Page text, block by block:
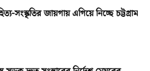
সংস্কৃতির জায়গায় এগিয়ে নিচ্ছে চট্টগ্রাম